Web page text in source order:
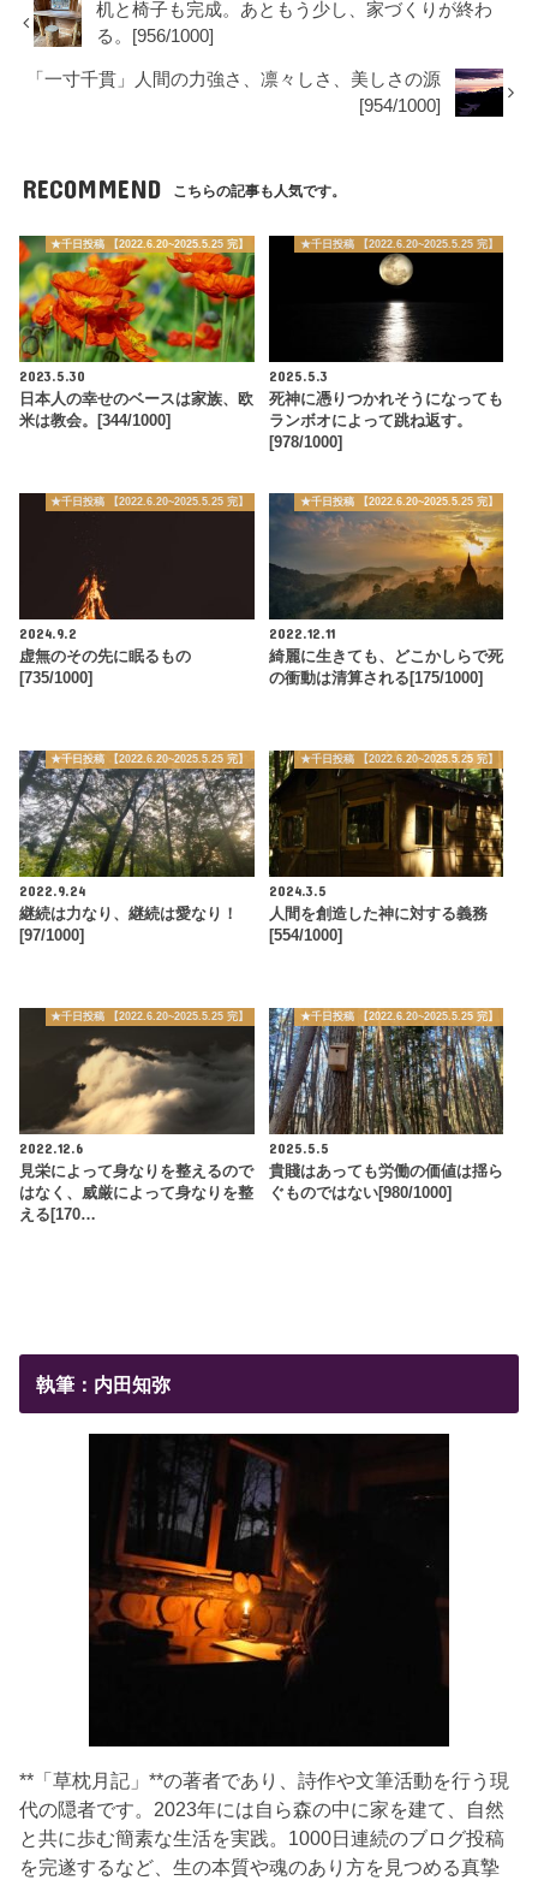
机と椅子も完成。あともう少し、家づくりが終わ
る。[956/1000]
「一寸千貫」人間の力強さ、凛々しさ、美しさの源
[954/1000]
RECOMMEND こちらの記事も人気です。
★千日投稿 【2022.6.20~2025.5.25 完】
2023.5.30
日本人の幸せのベースは家族、欧
米は教会。[344/1000]
★千日投稿 【2022.6.20~2025.5.25 完】
2025.5.3
死神に憑りつかれそうになっても
ランボオによって跳ね返す。
[978/1000]
★千日投稿 【2022.6.20~2025.5.25 完】
2024.9.2
虚無のその先に眠るもの
[735/1000]
★千日投稿 【2022.6.20~2025.5.25 完】
2022.12.11
綺麗に生きても、どこかしらで死
の衝動は清算される[175/1000]
★千日投稿 【2022.6.20~2025.5.25 完】
2022.9.24
継続は力なり、継続は愛なり！
[97/1000]
★千日投稿 【2022.6.20~2025.5.25 完】
2024.3.5
人間を創造した神に対する義務
[554/1000]
★千日投稿 【2022.6.20~2025.5.25 完】
2022.12.6
見栄によって身なりを整えるので
はなく、威厳によって身なりを整
える[170…
★千日投稿 【2022.6.20~2025.5.25 完】
2025.5.5
貴賤はあっても労働の価値は揺ら
ぐものではない[980/1000]
執筆：内田知弥
**「草枕月記」**の著者であり、詩作や文筆活動を行う現
代の隠者です。2023年には自ら森の中に家を建て、自然
と共に歩む簡素な生活を実践。1000日連続のブログ投稿
を完遂するなど、生の本質や魂のあり方を見つめる真摯